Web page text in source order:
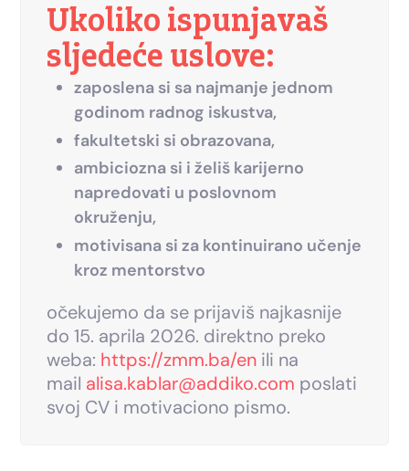
Ukoliko ispunjavaš
sljedeće uslove:
zaposlena si sa najmanje jednom
godinom radnog iskustva,
fakultetski si obrazovana,
ambiciozna si i želiš karijerno
napredovati u poslovnom
okruženju,
motivisana si za kontinuirano učenje
kroz mentorstvo
očekujemo da se prijaviš najkasnije
do 15. aprila 2026. direktno preko
weba: https://zmm.ba/en ili na
mail alisa.kablar@addiko.com poslati
svoj CV i motivaciono pismo.